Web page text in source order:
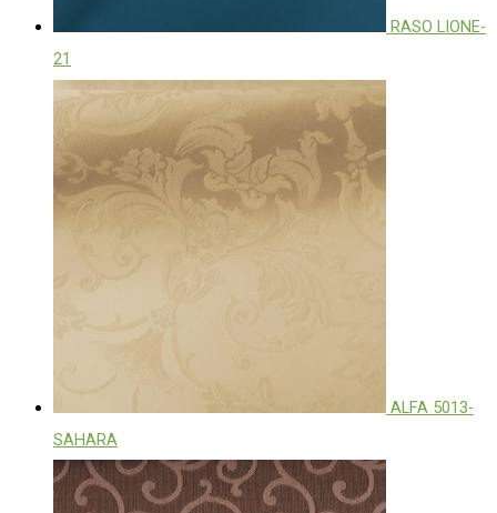
RASO LIONE-
21
ALFA 5013-
SAHARA